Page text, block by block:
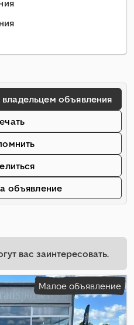
владельцем объявления
объявление
вас заинтересовать.
Малое объявление